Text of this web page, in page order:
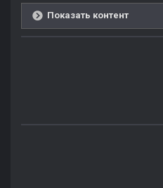
Показать контент